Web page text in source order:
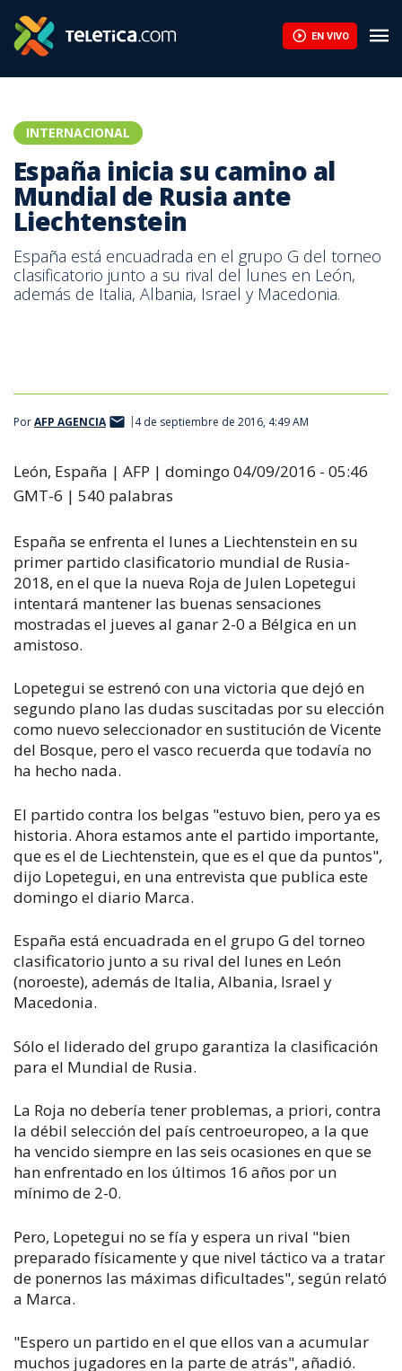
EN VIVO
INTERNACIONAL
España inicia su camino al
Mundial de Rusia ante
Liechtenstein
España está encuadrada en el grupo G del torneo
clasificatorio junto a su rival del lunes en León,
además de Italia, Albania, Israel y Macedonia.
PorAFP AGENCIA 4 de septiembre de 2016, 4:49 AM
León, España | AFP | domingo 04/09/2016 - 05:46
GMT-6 | 540 palabras
España se enfrenta el lunes a Liechtenstein en su
primer partido clasificatorio mundial de Rusia-
2018, en el que la nueva Roja de Julen Lopetegui
intentará mantener las buenas sensaciones
mostradas el jueves al ganar 2-0 a Bélgica en un
amistoso.
Lopetegui se estrenó con una victoria que dejó en
segundo plano las dudas suscitadas por su elección
como nuevo seleccionador en sustitución de Vicente
del Bosque, pero el vasco recuerda que todavía no
ha hecho nada.
El partido contra los belgas "estuvo bien, pero ya es
historia. Ahora estamos ante el partido importante,
que es el de Liechtenstein, que es el que da puntos",
dijo Lopetegui, en una entrevista que publica este
domingo el diario Marca.
España está encuadrada en el grupo G del torneo
clasificatorio junto a su rival del lunes en León
(noroeste), además de Italia, Albania, Israel y
Macedonia.
Sólo el liderado del grupo garantiza la clasificación
para el Mundial de Rusia.
La Roja no debería tener problemas, a priori, contra
la débil selección del país centroeuropeo, a la que
ha vencido siempre en las seis ocasiones en que se
han enfrentado en los últimos 16 años por un
mínimo de 2-0.
Pero, Lopetegui no se fía y espera un rival "bien
preparado físicamente y que nivel táctico va a tratar
de ponernos las máximas dificultades", según relató
a Marca.
"Espero un partido en el que ellos van a acumular
muchos jugadores en la parte de atrás", añadió.